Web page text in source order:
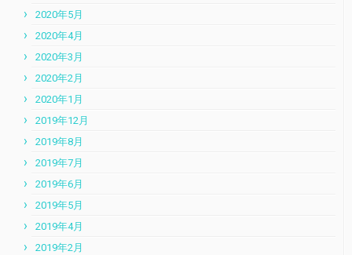
2020年5月
2020年4月
2020年3月
2020年2月
2020年1月
2019年12月
2019年8月
2019年7月
2019年6月
2019年5月
2019年4月
2019年2月